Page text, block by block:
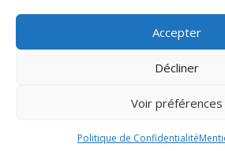
Accepter
Décliner
Voir préférences
Politique de Confidentialité